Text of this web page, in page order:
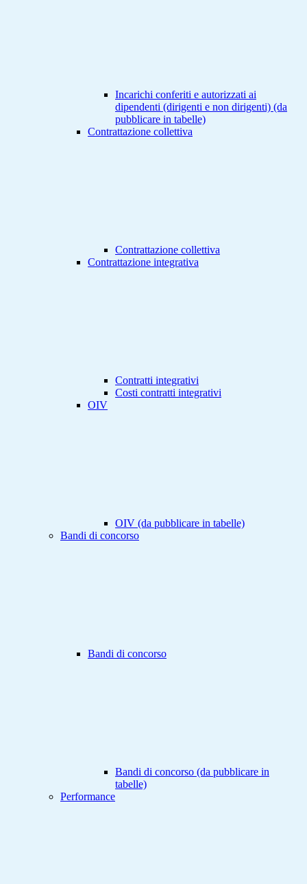
Incarichi conferiti e autorizzati ai
dipendenti (dirigenti e non dirigenti) (da
pubblicare in tabelle)
Contrattazione collettiva
Contrattazione collettiva
Contrattazione integrativa
Contratti integrativi
Costi contratti integrativi
OIV
OIV (da pubblicare in tabelle)
Bandi di concorso
Bandi di concorso
Bandi di concorso (da pubblicare in
tabelle)
Performance